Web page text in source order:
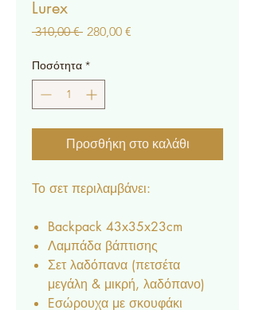
Lurex
310,00 € Κανονική
280,00 €
Ποσότητα *
Προσθήκη στο καλάθι
Το σετ περιλαμβάνει:
Backpack 43x35x23cm
Λαμπάδα βάπτισης
Σετ λαδόπανα (πετσέτα
μεγάλη & μικρή, λαδόπανο)
Eσώρουχα με σκουφάκι